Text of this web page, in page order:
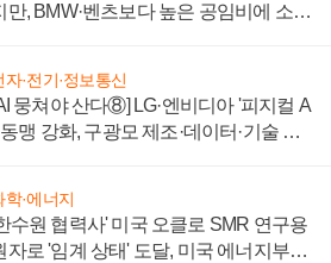
만, BMW·벤츠보다 높은 공임비에 소비
자·전기·정보통신
뭉쳐야 산다⑧] LG·엔비디아 '피지컬 A
동맹 강화, 구광모 제조·데이터·기술 결
학·에너지
수원 협력사' 미국 오클로 SMR 연구용
자로 '임계 상태' 도달, 미국 에너지부